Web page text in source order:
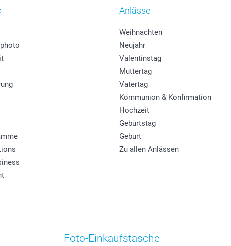
Anlässe
Weihnachten
Neujahr
Valentinstag
Muttertag
Vatertag
Kommunion & Konfirmation
Hochzeit
Geburtstag
Geburt
Zu allen Anlässen
Foto-Einkaufstasche